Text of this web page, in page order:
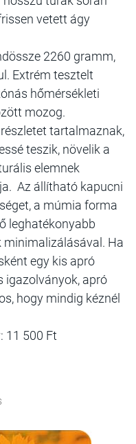
vetett ágy
2260 gramm,
Extrém tesztelt
hőmérsékleti
mozog.
tartalmaznak,
teszik, növelik a
elemnek
Az állítható kapucni
a múmia forma
leghatékonyabb
minimalizálásával. Ha
egy kis apró
igazolványok, apró
hogy mindig kéznél
11 500 Ft